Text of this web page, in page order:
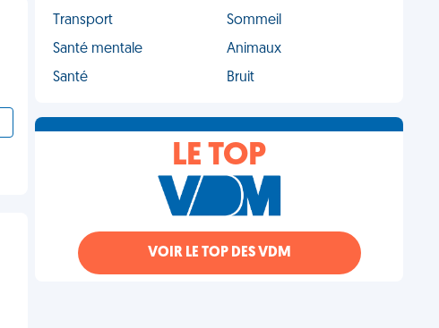
Transport
Sommeil
Santé mentale
Animaux
Santé
Bruit
LE TOP
VOIR LE TOP DES VDM